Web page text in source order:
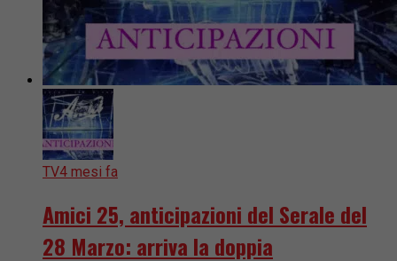
TV4 mesi fa
Amici 25, anticipazioni del Serale del
28 Marzo: arriva la doppia